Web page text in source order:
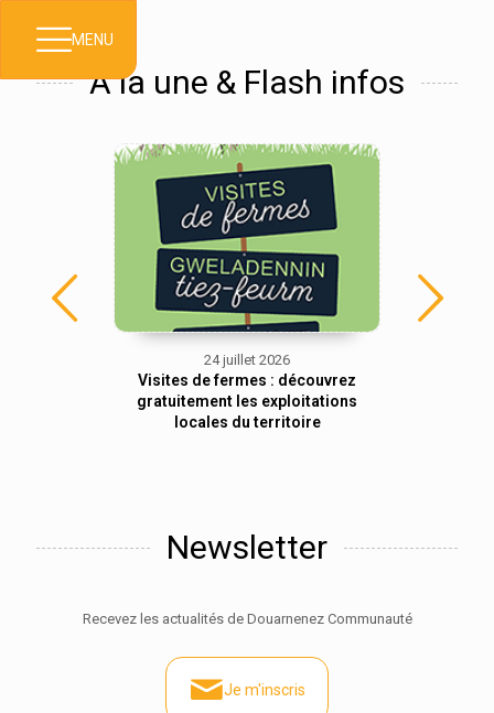
MENU
À la une & Flash infos
24 juillet 2026
Visites de fermes : découvrez
gratuitement les exploitations
locales du territoire
Newsletter
Recevez les actualités de Douarnenez Communauté
Je m'inscris